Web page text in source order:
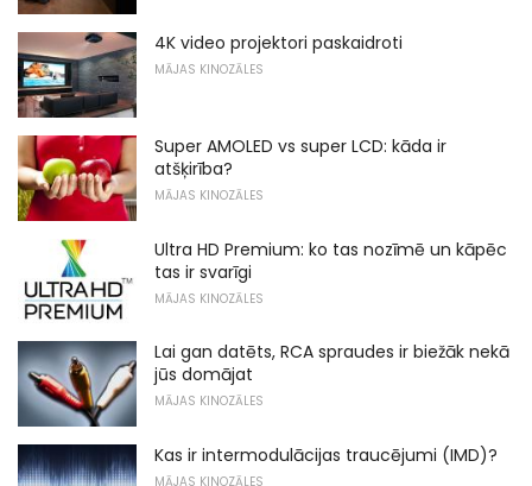
4K video projektori paskaidroti
MĀJAS KINOZĀLES
Super AMOLED vs super LCD: kāda ir
atšķirība?
MĀJAS KINOZĀLES
Ultra HD Premium: ko tas nozīmē un kāpēc
tas ir svarīgi
MĀJAS KINOZĀLES
Lai gan datēts, RCA spraudes ir biežāk nekā
jūs domājat
MĀJAS KINOZĀLES
Kas ir intermodulācijas traucējumi (IMD)?
MĀJAS KINOZĀLES